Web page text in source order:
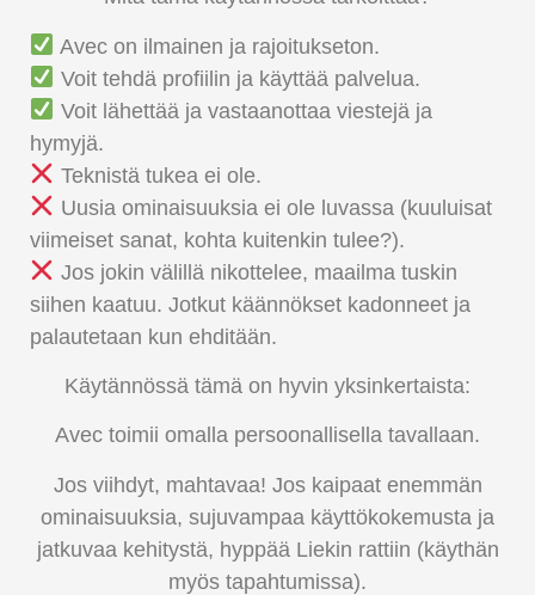
Avec on ilmainen ja rajoitukseton.
Voit tehdä profiilin ja käyttää palvelua.
Voit lähettää ja vastaanottaa viestejä ja
hymyjä.
Teknistä tukea ei ole.
Uusia ominaisuuksia ei ole luvassa (kuuluisat
viimeiset sanat, kohta kuitenkin tulee?).
Jos jokin välillä nikottelee, maailma tuskin
siihen kaatuu. Jotkut käännökset kadonneet ja
palautetaan kun ehditään.
Käytännössä tämä on hyvin yksinkertaista:
Avec toimii omalla persoonallisella tavallaan.
Jos viihdyt, mahtavaa! Jos kaipaat enemmän
ominaisuuksia, sujuvampaa käyttökokemusta ja
jatkuvaa kehitystä, hyppää Liekin rattiin (käythän
myös tapahtumissa).